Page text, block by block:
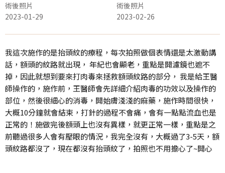
術後照片
2023-01-29
術後照片
2023-02-26
我這次施作的是抬頭紋的療程，每次拍照做個表情還是太激動講
話，額頭的紋路就出現， 年紀也會顯老，重點是開濾鏡也遮不
掉，因此就想到要來打肉毒來拯救額頭紋路的部分， 我是給王醫
師操作的，施作前，王醫師會先詳細介紹肉毒的功效以及操作的
部位，然後很細心的消毒，開始膚淺淺的麻藥，施作時間很快，
大概10分鐘就會結束，打針的過程不會痛，會有一點點流血也是
正常的！施做完後額頭上也沒有異樣，就更正常一樣，重點是之
前聽過很多人會有壓眼的情況，我完全沒有，大概過了3-5天，額
頭紋路都沒了，現在都沒有抬頭紋了，拍照也不用擔心了~開心